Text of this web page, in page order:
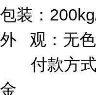
包装：
外 观：无
付款方式
金